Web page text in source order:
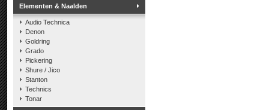
Elementen & Naalden
Audio Technica
Denon
Goldring
Grado
Pickering
Shure / Jico
Stanton
Technics
Tonar